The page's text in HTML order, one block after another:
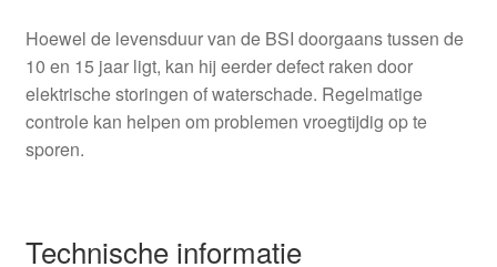
Hoewel de levensduur van de BSI doorgaans tussen de
10 en 15 jaar ligt, kan hij eerder defect raken door
elektrische storingen of waterschade. Regelmatige
controle kan helpen om problemen vroegtijdig op te
sporen.
Technische informatie